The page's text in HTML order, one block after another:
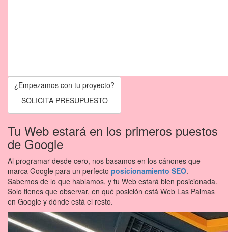
¿Empezamos con tu proyecto?
SOLICITA PRESUPUESTO
Tu Web estará en los primeros puestos
de Google
Al programar desde cero, nos basamos en los cánones que
marca Google para un perfecto posicionamiento SEO.
Sabemos de lo que hablamos, y tu Web estará bien posicionada.
Solo tienes que observar, en qué posición está Web Las Palmas
en Google y dónde está el resto.